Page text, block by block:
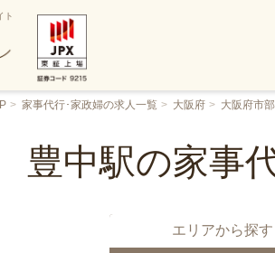
ト
家事代行･家政婦の求人一覧 大阪府 大阪府市部
豊中駅の家事
エリアから探す